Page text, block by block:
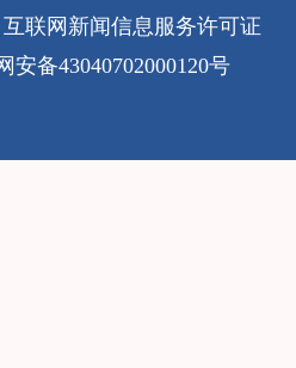
互联网新闻信息服务许可证
安备43040702000120号